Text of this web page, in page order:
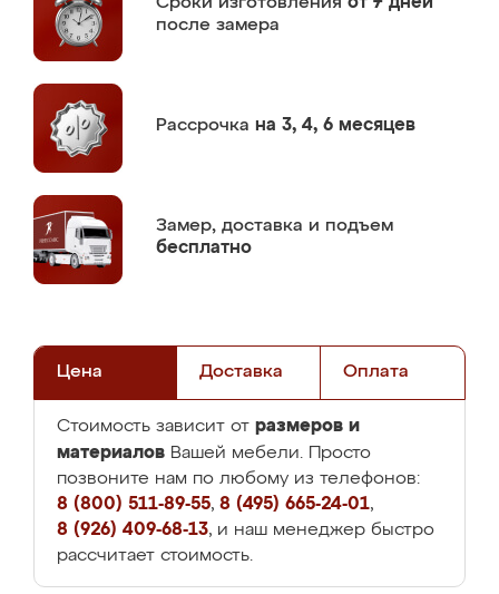
после замера
Рассрочка на 3, 4, 6 месяцев
Замер, доставка и подъем
бесплатно
Цена Доставка Оплата
Стоимость зависит от размеров и
материалов Вашей мебели. Просто
позвоните нам по любому из телефонов:
8 (800) 511-89-55, 8 (495) 665-24-01,
8 (926) 409-68-13, и наш менеджер быстро
рассчитает стоимость.